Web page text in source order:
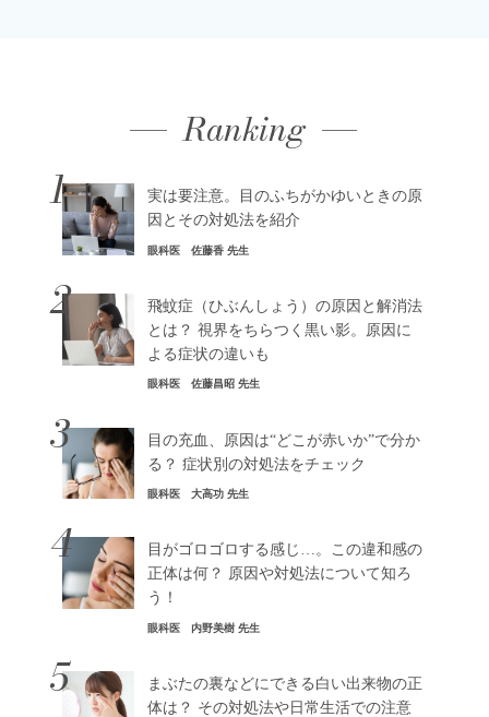
Ranking
1
実は要注意。目のふちがかゆいときの原
因とその対処法を紹介
眼科医 佐藤香 先生
2
飛蚊症（ひぶんしょう）の原因と解消法
とは？ 視界をちらつく黒い影。原因に
よる症状の違いも
眼科医 佐藤昌昭 先生
3
目の充血、原因は“どこが赤いか”で分か
る？ 症状別の対処法をチェック
眼科医 大高功 先生
4
目がゴロゴロする感じ…。この違和感の
正体は何？ 原因や対処法について知ろ
う！
眼科医 内野美樹 先生
5
まぶたの裏などにできる白い出来物の正
体は？ その対処法や日常生活での注意